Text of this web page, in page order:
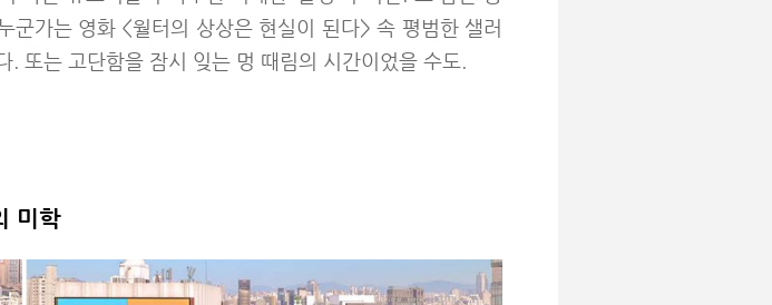
가는 영화 <월터의 상상은 현실이 된다> 속 평범한 샐러
또는 고단함을 잠시 잊는 멍 때림의 시간이었을 수도.
미학